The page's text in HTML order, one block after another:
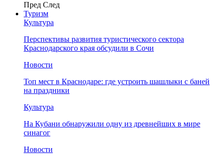
Пред След
Туризм
Культура
Перспективы развития туристического сектора
Краснодарского края обсудили в Сочи
Новости
Топ мест в Краснодаре: где устроить шашлыки с баней
на праздники
Культура
На Кубани обнаружили одну из древнейших в мире
синагог
Новости